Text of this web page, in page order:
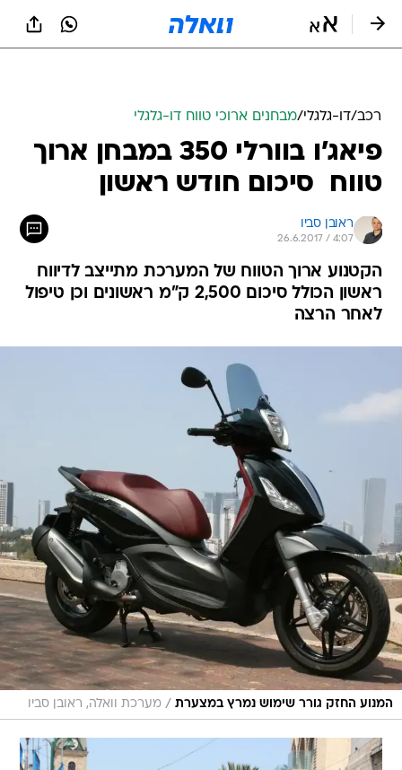
רכב/דו-גלגלי/מבחנים ארוכי טווח דו-גלגלי
פיאג'ו בוורלי 350 במבחן ארוך
טווח  סיכום חודש ראשון
ראובן סביו
26.6.2017 / 4:07
הקטנוע ארוך הטווח של המערכת מתייצב לדיווח
ראשון הכולל סיכום 2,500 ק"מ ראשונים וכן טיפול
לאחר הרצה
המנוע החזק גורר שימוש נמרץ במצערת / מערכת וואלה, ראובן סביו